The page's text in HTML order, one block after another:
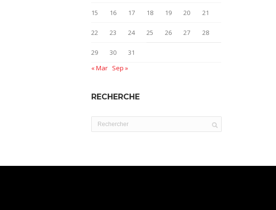
15 16 17 18 19 20 21
22 23 24 25 26 27 28
29 30
31
« Mar Sep »
RECHERCHE